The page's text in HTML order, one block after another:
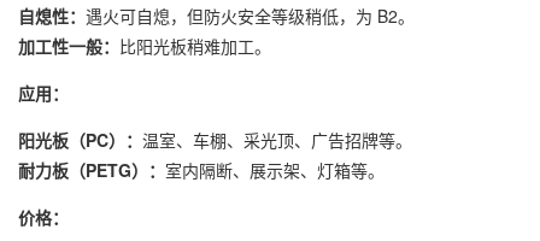
自熄性： 遇火可自熄，但防火安全等级稍低，为 B2。
加工性一般： 比阳光板稍难加工。
应用：
阳光板（PC）： 温室、车棚、采光顶、广告招牌等。
耐力板（PETG）： 室内隔断、展示架、灯箱等。
价格：